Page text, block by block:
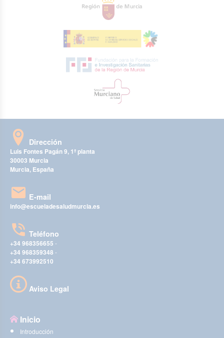
Dirección
Luis Fontes Pagán 9, 1ª planta
30003 Murcia
Murcia, España
E-mail
info@escueladesaludmurcia.es
Teléfono
+34 968356655 -
+34 968359348 -
+34 673992510
Aviso Legal
Inicio
Introducción